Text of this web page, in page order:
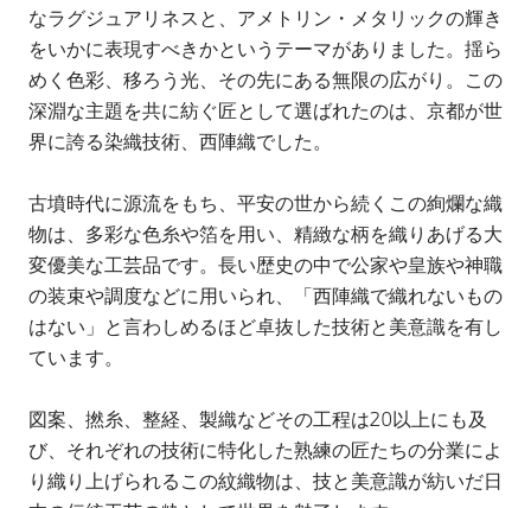
なラグジュアリネスと、アメトリン・メタリックの輝き
をいかに表現すべきかというテーマがありました。揺ら
めく色彩、移ろう光、その先にある無限の広がり。この
深淵な主題を共に紡ぐ匠として選ばれたのは、京都が世
界に誇る染織技術、西陣織でした。
古墳時代に源流をもち、平安の世から続くこの絢爛な織
物は、多彩な色糸や箔を用い、精緻な柄を織りあげる大
変優美な工芸品です。長い歴史の中で公家や皇族や神職
の装束や調度などに用いられ、「西陣織で織れないもの
はない」と言わしめるほど卓抜した技術と美意識を有し
ています。
図案、撚糸、整経、製織などその工程は20以上にも及
び、それぞれの技術に特化した熟練の匠たちの分業によ
り織り上げられるこの紋織物は、技と美意識が紡いだ日